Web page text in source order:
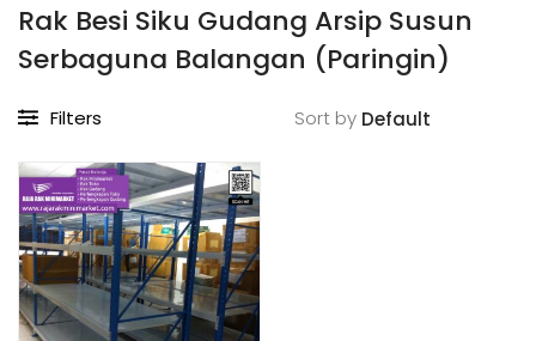
Rak Besi Siku Gudang Arsip Susun
Serbaguna Balangan (Paringin)
Filters Sort by